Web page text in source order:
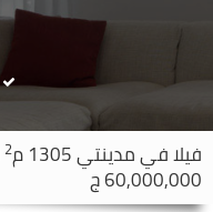
فيلا فيمدينتي 2
60,000,000 ج